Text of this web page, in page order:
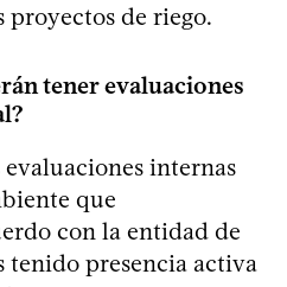
de riego.
tener evaluaciones
evaluaciones internas
que
con la entidad de
tenido presencia activa